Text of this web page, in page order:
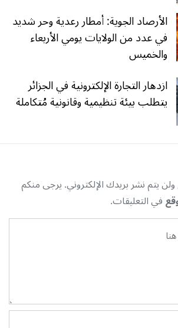
الأرصاد الجوية: أمطار رعدية وحر شديد
في عدد من الولايات يومي الأربعاء
والخميس
ازدهار التجارة الإلكترونية في الجزائر
يتطلب بيئة تنظيمية وقانونية مُتكاملة
يتم نشر بريدك الإلكتروني. يرجى منكم
في التعليقات.